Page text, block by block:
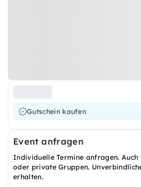
Gutschein kaufen
Event anfragen
Individuelle Termine anfragen. Auch
oder private Gruppen.
erhalten.